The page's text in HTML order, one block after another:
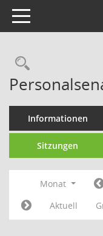
Toggle navigation
Informationen
Sitzungen
Monat
Aktuell